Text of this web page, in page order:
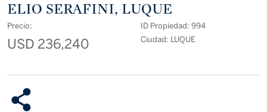
ELIO SERAFINI, LUQUE
Precio:
USD 236,240
ID Propiedad: 994
Ciudad: LUQUE